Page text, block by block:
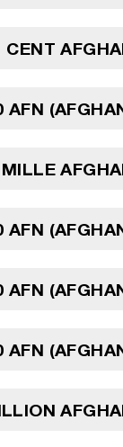
CENT
AFN
MILLE
AFN
AFN
AFN